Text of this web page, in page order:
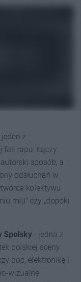
jeden z
fali rapu. Łączy
sposób, a
odsłuchań w
kolektywu
miü” czy „dopóki
Spolsky - jedna z
polskiej sceny
pop, elektronikę i
wizualne